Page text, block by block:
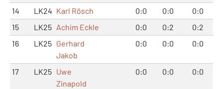
14 LK24 Karl Rösch 0:0 0:0
0:0
15
LK25 Achim Eckle 0:0 0:2
0:2
16
LK25 Gerhard
Jakob
0:0 0:0 0:0
17 LK25 Uwe
Zinapold
0:0 0:0 0:0